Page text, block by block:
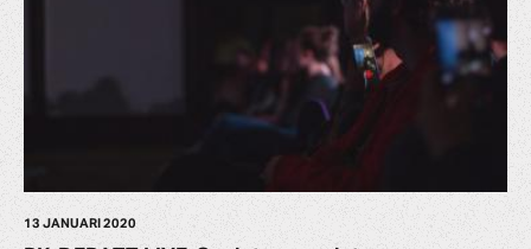
13 JANUARI 2020